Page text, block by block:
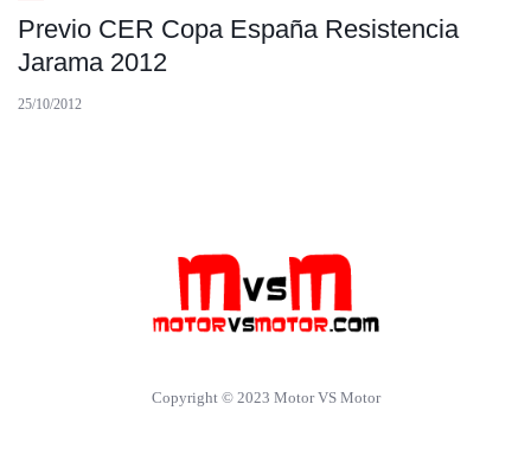
Previo CER Copa España Resistencia
Jarama 2012
25/10/2012
Copyright © 2023 Motor VS Motor